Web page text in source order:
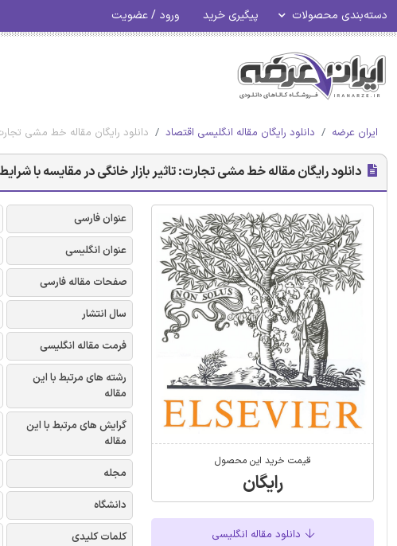
دسته‌بندی محصولات پیگیری خرید ورود / عضویت
ایران عرضه دانلود رایگان مقاله انگلیسی اقتصاد دانلود رایگان مقاله خط مشی
دانلود رایگان مقاله خط مشی تجارت: تاثیر بازار خانگی در مقایسه با
قیمت خرید این محصول
رایگان
دانلود مقاله انگلیسی
عنوان فارسی
عنوان انگلیسی
صفحات مقاله فارسی
سال انتشار
فرمت مقاله انگلیسی
رشته های مرتبط با این
مقاله
گرایش های مرتبط با این
مقاله
مجله
دانشگاه
کلمات کلیدی